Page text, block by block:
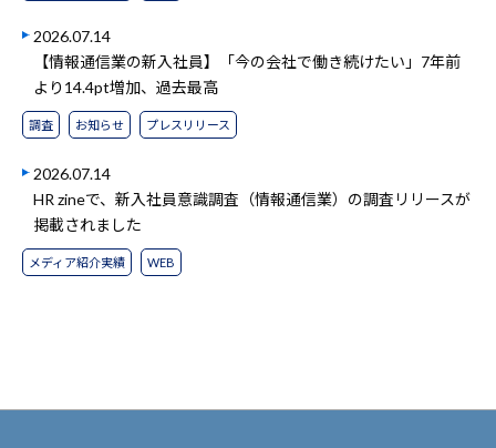
2026.07.14
【情報通信業の新入社員】「今の会社で働き続けたい」7年前
より14.4pt増加、過去最高
調査 お知らせ プレスリリース
2026.07.14
HR zineで、新入社員意識調査（情報通信業）の調査リリースが
掲載されました
メディア紹介実績 WEB